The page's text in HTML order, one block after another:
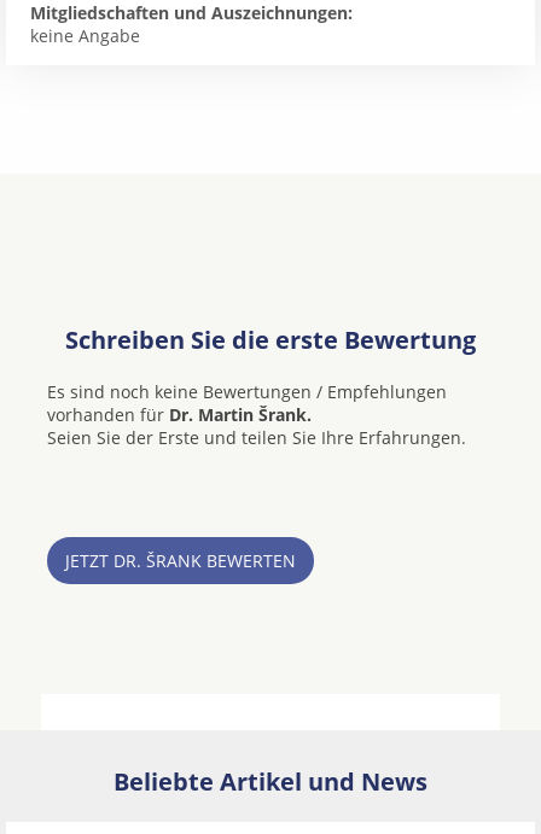
Mitgliedschaften und Auszeichnungen:
keine Angabe
Schreiben Sie die erste Bewertung
Es sind noch keine Bewertungen / Empfehlungen
vorhanden für Dr. Martin Šrank.
Seien Sie der Erste und teilen Sie Ihre Erfahrungen.
JETZT DR. ŠRANK BEWERTEN
Beliebte Artikel und News